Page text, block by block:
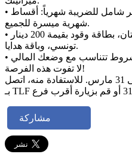
• دفع يبدأ من 949 دينار تونسي غير شامل للضريبة شهرياً: أقساط
شهرية ميسرة للجميع.
• مزايا حصرية: صيانتان مجانيتان، بطاقة وقود بقيمة 200 دينار
تونسي، وباقة هدايا.
لا تفوت هذه الفرصة!
هذا العرض الحصري سارٍ من 1 إلى 31 مارس. للاستفادة منه، اتصل
مشاركة